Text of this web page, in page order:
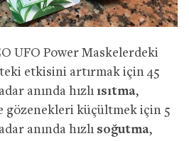
UFO Power Maskelerdeki
etkisini artırmak için 45
anında hızlı ısıtma,
gözenekleri küçültmek için 5
anında hızlı soğutma,